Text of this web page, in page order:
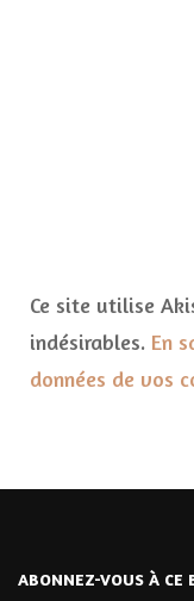
Ce site utilise
indésirables. En
données de vos
ABONNEZ-VOUS À CE